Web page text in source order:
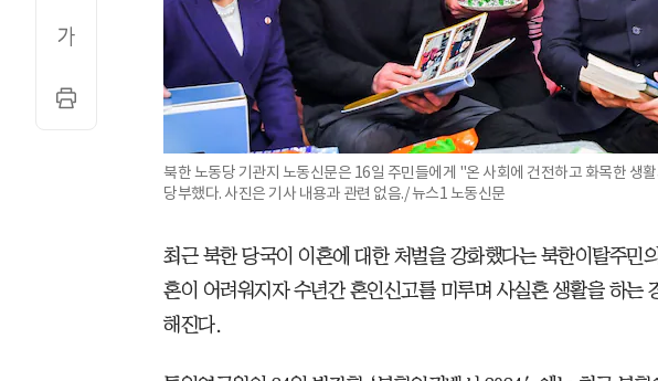
북한 노동당 기관지 노동신문은 16일 주민들에게 "온 사회에 건전하고 화목한 생
당부했다. 사진은 기사 내용과 관련 없음./ 뉴스1 노동신문
최근 북한 당국이 이혼에 대한 처벌을 강화했다는 북한이탈주민
혼이 어려워지자 수년간 혼인신고를 미루며 사실혼 생활을 하는
해진다.